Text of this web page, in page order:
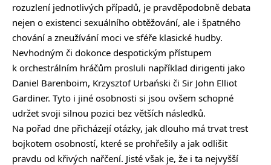
rozuzlení jednotlivých případů, je pravděpodobně debata
nejen o existenci sexuálního obtěžování, ale i špatného
chování a zneužívání moci ve sféře klasické hudby.
Nevhodným či dokonce despotickým přístupem
k orchestrálním hráčům prosluli například dirigenti jako
Daniel Barenboim, Krzysztof Urbański či Sir John Elliot
Gardiner. Tyto i jiné osobnosti si jsou ovšem schopné
udržet svoji silnou pozici bez větších následků.
Na pořad dne přicházejí otázky, jak dlouho má trvat trest
bojkotem osobností, které se prohřešily a jak odlišit
pravdu od křivých nařčení. Jisté však je, že i ta nejvyšší